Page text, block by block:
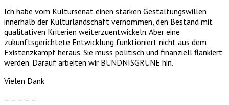
Ich habe vom Kultursenat einen starken Gestaltungswillen
innerhalb der Kulturlandschaft vernommen, den Bestand mit
qualitativen Kriterien weiterzuentwickeln. Aber eine
zukunftsgerichtete Entwicklung funktioniert nicht aus dem
Existenzkampf heraus. Sie muss politisch und finanziell flankiert
werden. Darauf arbeiten wir BÜNDNISGRÜNE hin.
Vielen Dank
– – – – –